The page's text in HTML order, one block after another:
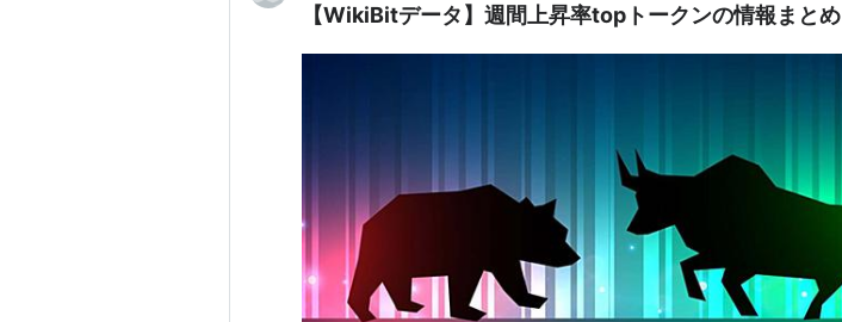
【WikiBitデータ】週間上昇率topトークンの情報まとめ